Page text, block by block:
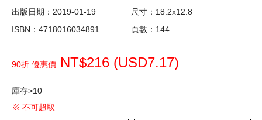
出版日期：2019-01-19
尺寸：18.2x12.8
ISBN：4718016034891
頁數：144
90折 優惠價 NT$216 (USD7.17)
庫存>10
※ 不可超取